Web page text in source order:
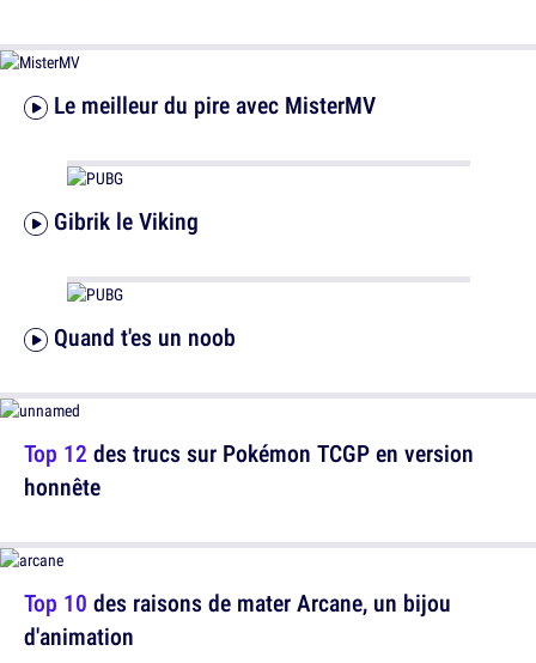
Le meilleur du pire avec MisterMV
Quand t'es un noob
Top 10 des raisons de mater Arcane, un bijou
d'animation
Gibrik le Viking
Top 12 des trucs sur Pokémon TCGP en version
honnête